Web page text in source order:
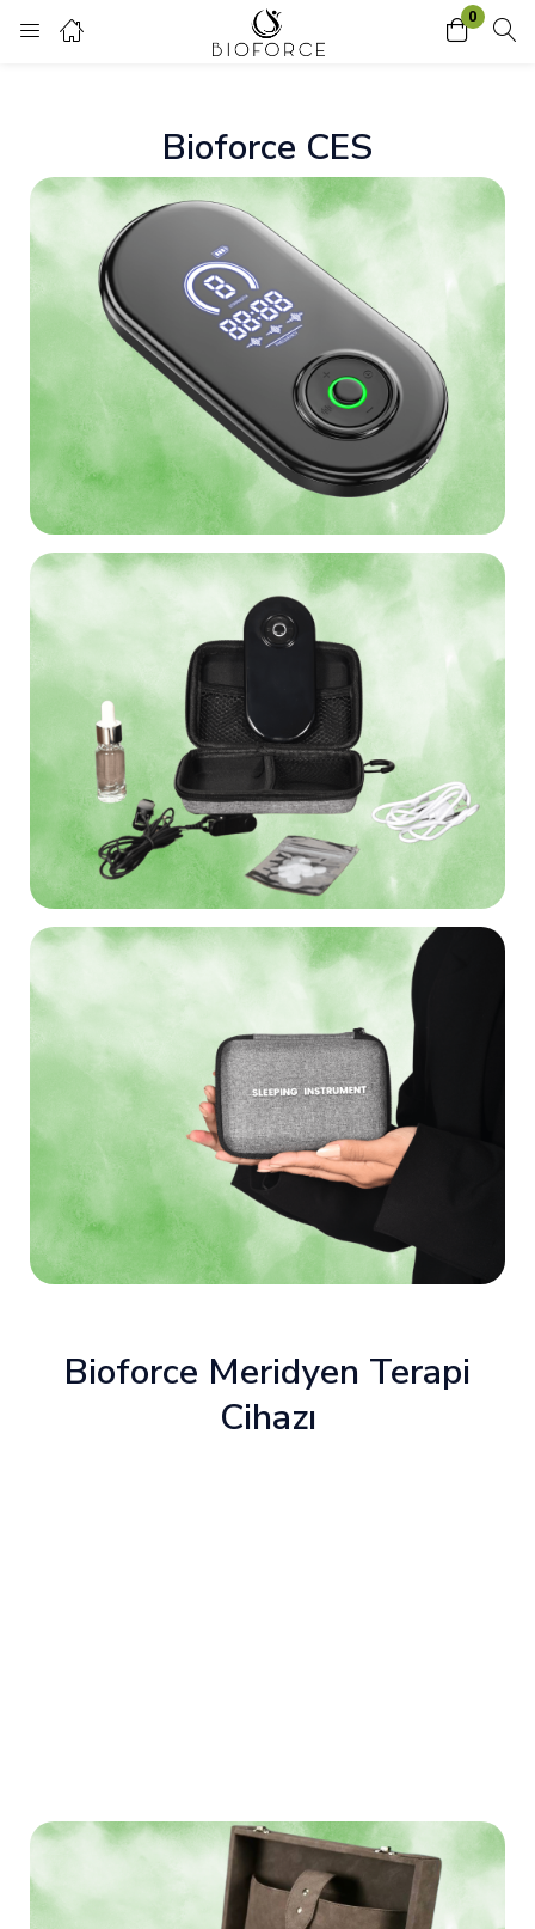
0
Enter your username and password to login.
Remember me
Bioforce CES
Bioforce Meridyen Terapi
Cihazı